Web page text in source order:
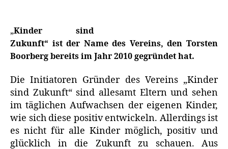
„Kinder sind
Zukunft“ ist der Name des Vereins, den Torsten
Boorberg bereits im Jahr 2010 gegründet hat.
Die Initiatoren Gründer des Vereins „Kinder
sind Zukunft“ sind allesamt Eltern und sehen
im täglichen Aufwachsen der eigenen Kinder,
wie sich diese positiv entwickeln. Allerdings ist
es nicht für alle Kinder möglich, positiv und
glücklich in die Zukunft zu schauen. Aus